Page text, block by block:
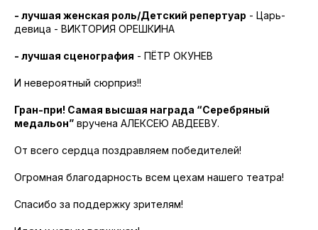
- лучшая женская роль/Детский репертуар - Царь-
девица - ВИКТОРИЯ ОРЕШКИНА
- лучшая сценография - ПËТР ОКУНЕВ
И невероятный сюрприз!!
Гран-при! Самая высшая награда “Серебряный
медальон” вручена АЛЕКСЕЮ АВДЕЕВУ.
От всего сердца поздравляем победителей!
Огромная благодарность всем цехам нашего театра!
Спасибо за поддержку зрителям!